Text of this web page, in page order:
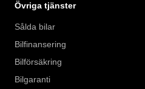
Övriga tjänster
Sålda bilar
Bilfinansering
Bilförsäkring
Bilgaranti